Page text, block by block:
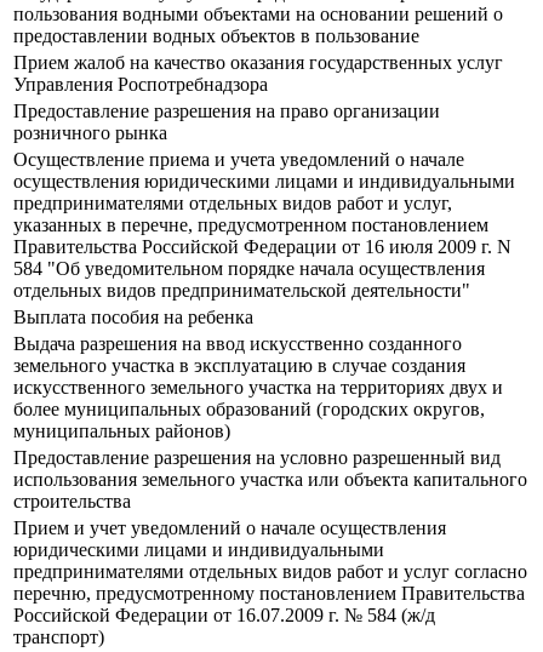
пользования водными объектами на основании решений о
предоставлении водных объектов в пользование
Прием жалоб на качество оказания государственных услуг
Управления Роспотребнадзора
Предоставление разрешения на право организации
розничного рынка
Осуществление приема и учета уведомлений о начале
осуществления юридическими лицами и индивидуальными
предпринимателями отдельных видов работ и услуг,
указанных в перечне, предусмотренном постановлением
Правительства Российской Федерации от 16 июля 2009 г. N
584 "Об уведомительном порядке начала осуществления
отдельных видов предпринимательской деятельности"
Выплата пособия на ребенка
Выдача разрешения на ввод искусственно созданного
земельного участка в эксплуатацию в случае создания
искусственного земельного участка на территориях двух и
более муниципальных образований (городских округов,
муниципальных районов)
Предоставление разрешения на условно разрешенный вид
использования земельного участка или объекта капитального
строительства
Прием и учет уведомлений о начале осуществления
юридическими лицами и индивидуальными
предпринимателями отдельных видов работ и услуг согласно
перечню, предусмотренному постановлением Правительства
Российской Федерации от 16.07.2009 г. № 584 (ж/д
транспорт)